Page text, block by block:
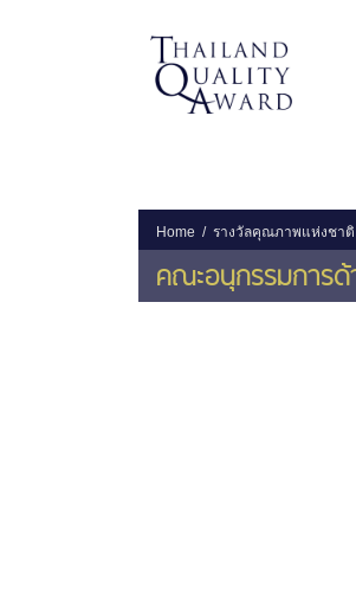
Home รางวัลคุณภาพแห่งชาติ
คณะอนุกรรมการ